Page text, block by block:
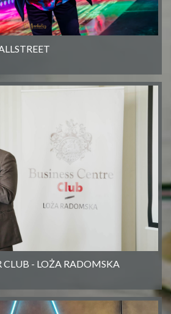
CLUB - LOŻA RADOMSKA